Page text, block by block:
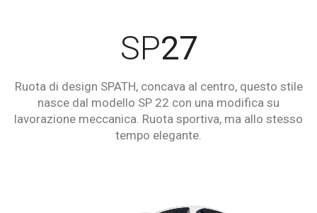
SP27
Ruota di design SPATH, concava al centro, questo stile
nasce dal modello SP 22 con una modifica su
lavorazione meccanica. Ruota sportiva, ma allo stesso
tempo elegante.